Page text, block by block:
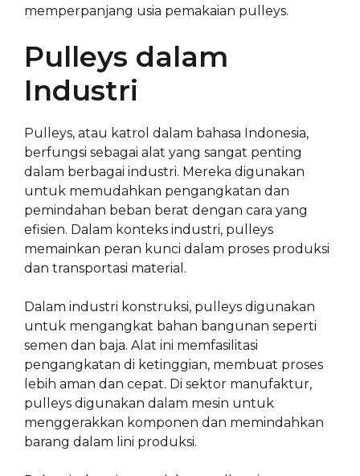
memperpanjang usia pemakaian pulleys.
Pulleys dalam
Industri
Pulleys, atau katrol dalam bahasa Indonesia,
berfungsi sebagai alat yang sangat penting
dalam berbagai industri. Mereka digunakan
untuk memudahkan pengangkatan dan
pemindahan beban berat dengan cara yang
efisien. Dalam konteks industri, pulleys
memainkan peran kunci dalam proses produksi
dan transportasi material.
Dalam industri konstruksi, pulleys digunakan
untuk mengangkat bahan bangunan seperti
semen dan baja. Alat ini memfasilitasi
pengangkatan di ketinggian, membuat proses
lebih aman dan cepat. Di sektor manufaktur,
pulleys digunakan dalam mesin untuk
menggerakkan komponen dan memindahkan
barang dalam lini produksi.